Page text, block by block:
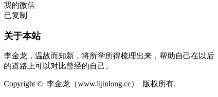
我的微信
已复制
关于本站
李金龙，温故而知新，将所学所得梳理出来，帮助自己在以后
的道路上可以对比曾经的自己。
Copyright © 李金龙（www.lijinlong.cc） 版权所有.